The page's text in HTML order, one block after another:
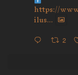
https://
ilus...
2